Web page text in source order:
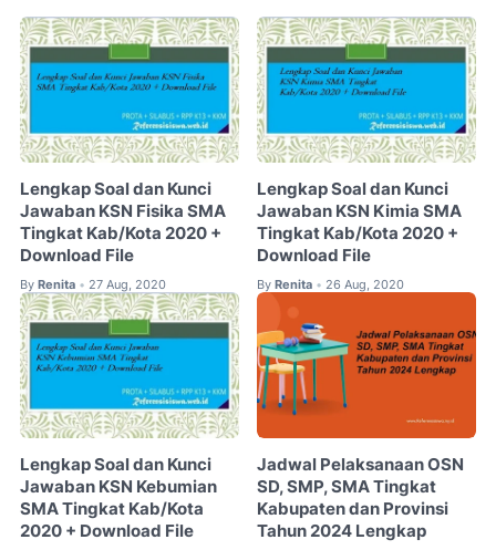
Lengkap Soal dan Kunci
Jawaban KSN Fisika SMA
Tingkat Kab/Kota 2020 +
Download File
By Renita • 27 Aug, 2020
Lengkap Soal dan Kunci
Jawaban KSN Kimia SMA
Tingkat Kab/Kota 2020 +
Download File
By Renita • 26 Aug, 2020
Lengkap Soal dan Kunci
Jawaban KSN Kebumian
SMA Tingkat Kab/Kota
2020 + Download File
Jadwal Pelaksanaan OSN
SD, SMP, SMA Tingkat
Kabupaten dan Provinsi
Tahun 2024 Lengkap